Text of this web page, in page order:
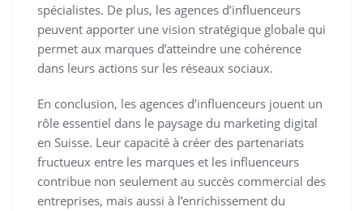
spécialistes. De plus, les agences d’influenceurs
peuvent apporter une vision stratégique globale qui
permet aux marques d’atteindre une cohérence
dans leurs actions sur les réseaux sociaux.
En conclusion, les agences d’influenceurs jouent un
rôle essentiel dans le paysage du marketing digital
en Suisse. Leur capacité à créer des partenariats
fructueux entre les marques et les influenceurs
contribue non seulement au succès commercial des
entreprises, mais aussi à l’enrichissement du